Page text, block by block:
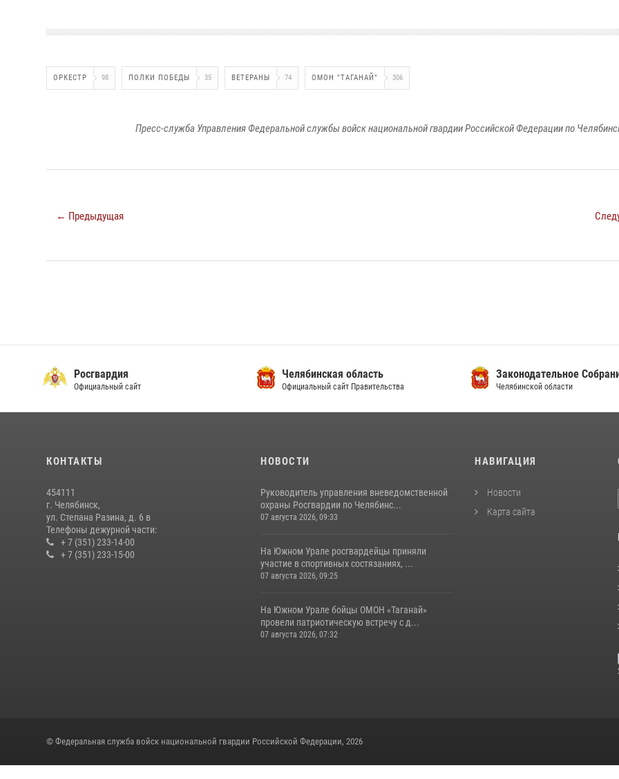
ОРКЕСТР 98 ПОЛКИ ПОБЕДЫ 35 ВЕТЕРАНЫ 74 ОМОН "ТАГАНАЙ" 306
Пресс-служба Управления Федеральной службы войск национальной гвардии Российской Федерации по
← Предыдущая
Росгвардия
Официальный сайт
Челябинская область
Официальный сайт Правительства
Законодательное
Челябинской области
КОНТАКТЫ
454111
г. Челябинск,
ул. Степана Разина, д. 6 в
Телефоны дежурной части:
+ 7 (351) 233-14-00
+ 7 (351) 233-15-00
НОВОСТИ
Руководитель управления вневедомственной
охраны Росгвардии по Челябинс...
07 августа 2026, 09:33
На Южном Урале росгвардейцы приняли
участие в спортивных состязаниях, ...
07 августа 2026, 09:25
На Южном Урале бойцы ОМОН «Таганай»
провели патриотическую встречу с д...
07 августа 2026, 07:32
НАВИГАЦИЯ
Новости
Карта сайта
© Федеральная служба войск национальной гвардии Российской Федерации, 2026